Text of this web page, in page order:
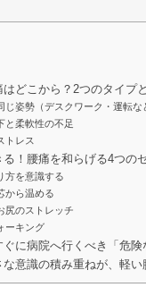
どこから？2つのタイプ
姿勢（デスクワーク・運転な
柔軟性の不足
トレス
！腰痛を和らげる4つの
方を意識する
から温める
のストレッチ
ーキング
に病院へ行くべき「危険
意識の積み重ねが、軽い